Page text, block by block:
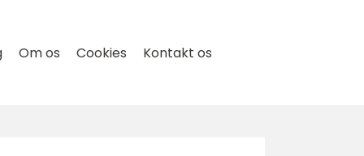
Om os Cookies Kontakt os